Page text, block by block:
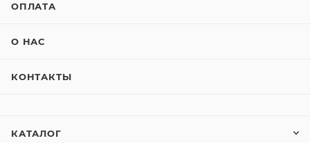
ОПЛАТА
О НАС
КОНТАКТЫ
КАТАЛОГ